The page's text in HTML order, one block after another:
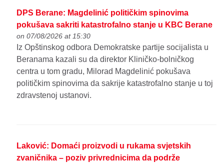
DPS Berane: Magdelinić političkim spinovima
pokušava sakriti katastrofalno stanje u KBC Berane
on 07/08/2026 at 15:30
Iz Opštinskog odbora Demokratske partije socijalista u
Beranama kazali su da direktor Kliničko-bolničkog
centra u tom gradu, Milorad Magdelinić pokušava
političkim spinovima da sakrije katastrofalno stanje u toj
zdravstenoj ustanovi.
Laković: Domaći proizvodi u rukama svjetskih
zvaničnika – poziv privrednicima da podrže